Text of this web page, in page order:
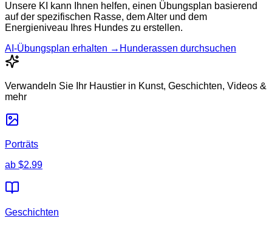
Unsere KI kann Ihnen helfen, einen Übungsplan basierend
auf der spezifischen Rasse, dem Alter und dem
Energieniveau Ihres Hundes zu erstellen.
AI-Übungsplan erhalten → Hunderassen durchsuchen
Verwandeln Sie Ihr Haustier in Kunst, Geschichten, Videos &
mehr
Porträts
ab $2.99
Geschichten